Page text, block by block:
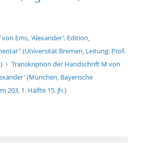
Ems, 'Alexander'. Edition,
(Universität Bremen, Leitung: Prof.
Transkription der Handschrift M von
(München, Bayerische
203, 1. Hälfte 15. Jh.)